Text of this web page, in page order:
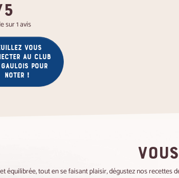
sur 1 avis
vous
au club
gaulois pour
noter !
équilibrée, tout en se faisant plaisir, dégustez nos